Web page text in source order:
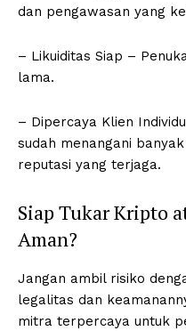
dan pengawasan yang
– Likuiditas Siap –
lama.
– Dipercaya Klien
sudah menangani
reputasi yang terjaga.
Siap Tukar Kripto
Aman?
Jangan ambil risiko
legalitas dan
mitra terpercaya untuk